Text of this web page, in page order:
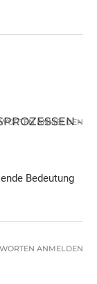
-
Bedeutung
ANMELDEN
ANMELDEN